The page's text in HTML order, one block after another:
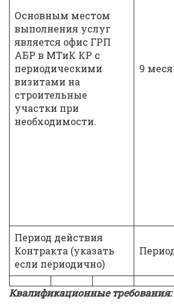
Основным местом
выполнения услуг
является офис ГРП
АБР в МТиК КР с
периодическими
визитами на
строительные
участки при
необходимости.
9
Период действия
Контракта (указать
если периодично)
Квалификационные требования: